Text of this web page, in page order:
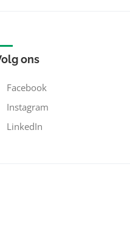
ons
Facebook
Instagram
LinkedIn